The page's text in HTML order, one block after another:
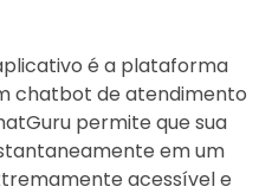
é a plataforma
chatbot de atendimento
permite que sua
em um
acessível e